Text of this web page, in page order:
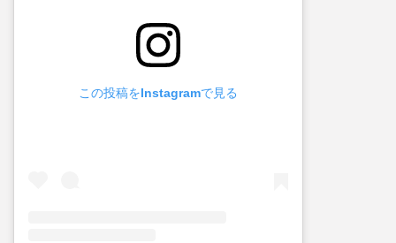
この投稿をInstagramで見る